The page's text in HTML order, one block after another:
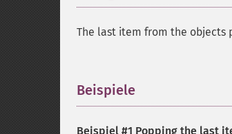
The last item from the objects
Beispiele
Beispiel #1 Popping the last